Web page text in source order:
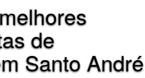
de
Santo André